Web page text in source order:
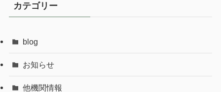
カテゴリー
blog
お知らせ
他機関情報